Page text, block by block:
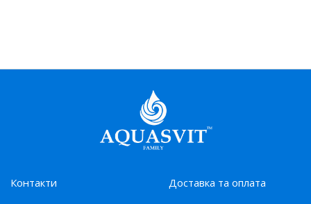
Контакти Доставка та оплата